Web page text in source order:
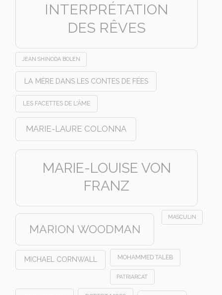
INTERPRÉTATION
DES RÊVES
JEAN SHINODA BOLEN
LA MÈRE DANS LES CONTES DE FÉES
LES FACETTES DE L'ÂME
MARIE-LAURE COLONNA
MARIE-LOUISE VON
FRANZ
MARION WOODMAN
MASCULIN
MICHAEL CORNWALL MOHAMMED TALEB
PATRIARCAT